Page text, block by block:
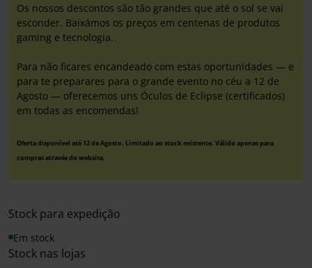
Os nossos descontos são tão grandes que até o sol se vai
esconder. Baixámos os preços em centenas de produtos
gaming e tecnologia.
Para não ficares encandeado com estas oportunidades — e
para te preparares para o grande evento no céu a 12 de
Agosto — oferecemos uns Óculos de Eclipse (certificados)
em todas as encomendas!
Oferta disponível até 12 de Agosto. Limitado ao stock existente. Válido apenas para
compras através do website.
Stock para expedição
Em stock
Stock nas lojas